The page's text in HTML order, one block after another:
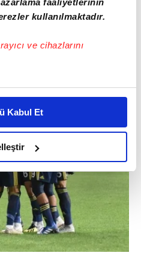
faaliyetlerinin
kullanılmaktadır.
ve cihazlarını
sizlere özel
Bunu yaparken
reklam deneyimi sunmak
sunabilmek adına
ve bu noktada,
noktasında tek gelir
isteriz.
çerezlere izin vermedikleri
reklamlar
Kabul Et